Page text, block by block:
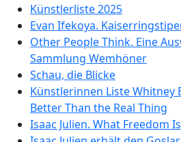
Künstlerliste 2025
Evan Ifekoya.
Other People Think. Eine
Sammlung Wemhöner
Schau, die Blicke
Künstlerinnen Liste Whitney
Better Than the Real Thing
Isaac Julien. What Freedom